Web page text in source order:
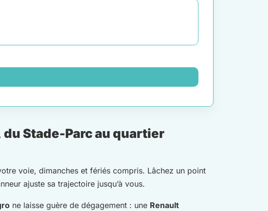
Stade-Parc au quartier
voie, dimanches et fériés compris. Lâchez un point
ajuste sa trajectoire jusqu’à vous.
ne laisse guère de dégagement : une Renault